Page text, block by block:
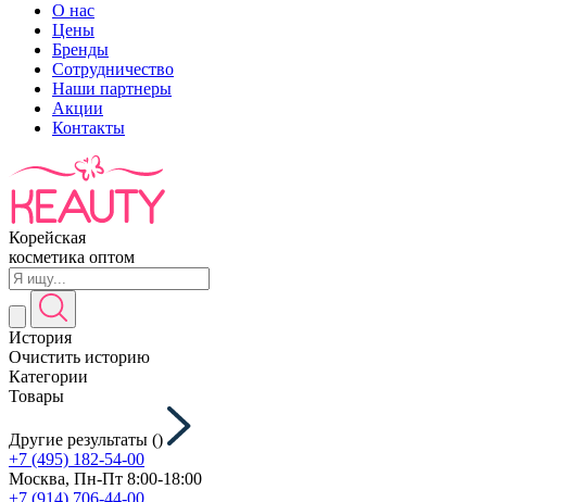
О нас
Цены
Бренды
Сотрудничество
Наши партнеры
Акции
Контакты
Корейская
косметика оптом
История
Очистить историю
Категории
Товары
Другие результаты ()
+7 (495) 182-54-00
Москва, Пн-Пт 8:00-18:00
+7 (914) 706-44-00